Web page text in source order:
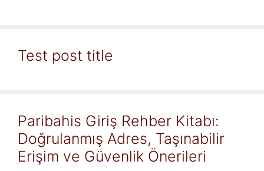
Test post title
Paribahis Giriş Rehber Kitabı:
Doğrulanmış Adres, Taşınabilir
Erişim ve Güvenlik Önerileri